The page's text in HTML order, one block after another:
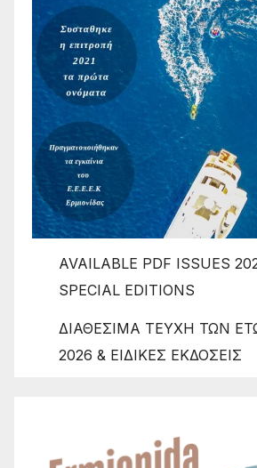
AVAILABLE PDF ISSUES
SPECIAL EDITIONS
ΔΙΑΘΕΣΙΜΑ ΤΕΥΧΗ ΤΩΝ
2026 & ΕΙΔΙΚΕΣ ΕΚΔΟΣΕΙΣ